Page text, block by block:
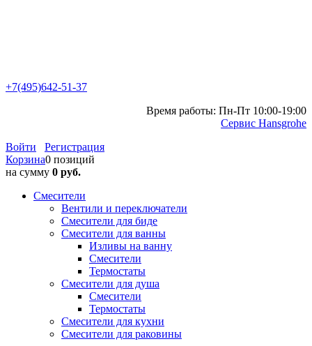
+7(495)642-51-37
Время работы: Пн-Пт 10:00-19:00
Сервис Hansgrohe
Войти
Регистрация
Корзина0 позиций
на сумму 0 руб.
Смесители
Вентили и переключатели
Смесители для биде
Смесители для ванны
Изливы на ванну
Смесители
Термостаты
Смесители для душа
Смесители
Термостаты
Смесители для кухни
Смесители для раковины